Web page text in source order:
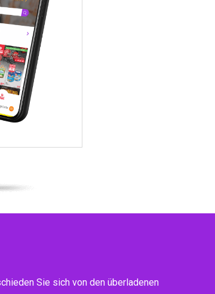
Sie sich von den überladenen